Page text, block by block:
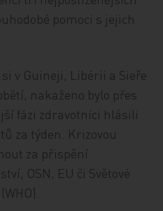
pomoci s jejich
v Guineji, Libérii a Sieře
nakaženo bylo přes
fázi zdravotníci hlásili
za týden. Krizovou
za přispění
OSN, EU či Světové